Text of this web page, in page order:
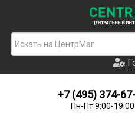
+7 (495) 374-
Пн-Пт 9:00-19:00